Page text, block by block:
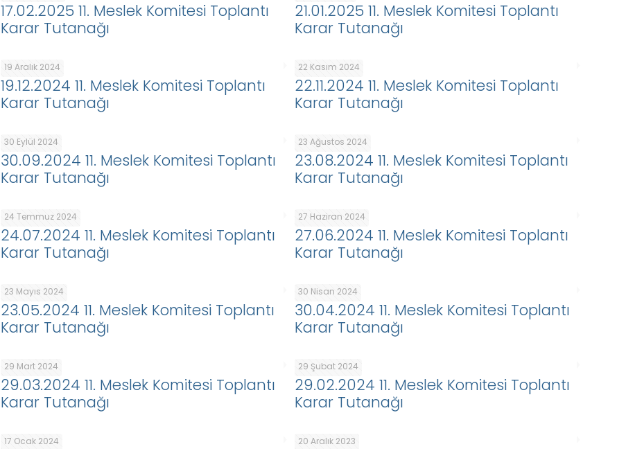
17.02.2025 11. Meslek Komitesi Toplantı
Karar Tutanağı
21.01.2025 11. Meslek Komitesi Toplantı
Karar Tutanağı
19 Aralık 2024
19.12.2024 11. Meslek Komitesi Toplantı
Karar Tutanağı
22 Kasım 2024
22.11.2024 11. Meslek Komitesi Toplantı
Karar Tutanağı
30 Eylül 2024
30.09.2024 11. Meslek Komitesi Toplantı
Karar Tutanağı
23 Ağustos 2024
23.08.2024 11. Meslek Komitesi Toplantı
Karar Tutanağı
24 Temmuz 2024
24.07.2024 11. Meslek Komitesi Toplantı
Karar Tutanağı
27 Haziran 2024
27.06.2024 11. Meslek Komitesi Toplantı
Karar Tutanağı
23 Mayıs 2024
23.05.2024 11. Meslek Komitesi Toplantı
Karar Tutanağı
30 Nisan 2024
30.04.2024 11. Meslek Komitesi Toplantı
Karar Tutanağı
29 Mart 2024
29.03.2024 11. Meslek Komitesi Toplantı
Karar Tutanağı
29 Şubat 2024
29.02.2024 11. Meslek Komitesi Toplantı
Karar Tutanağı
17 Ocak 2024 20 Aralık 2023